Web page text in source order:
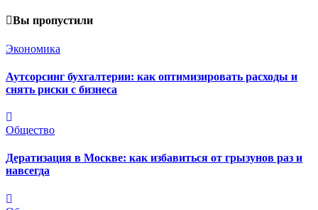
Вы пропустили
Экономика
Аутсорсинг бухгалтерии: как оптимизировать расходы и
снять риски с бизнеса
Общество
Дератизация в Москве: как избавиться от грызунов раз и
навсегда